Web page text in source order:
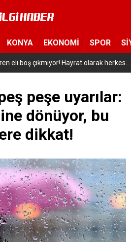
KONYA EKONOMİ SPOR
ilk ilçe başkanı belli oldu!
peşe uyarılar:
dönüyor, bu
dikkat!